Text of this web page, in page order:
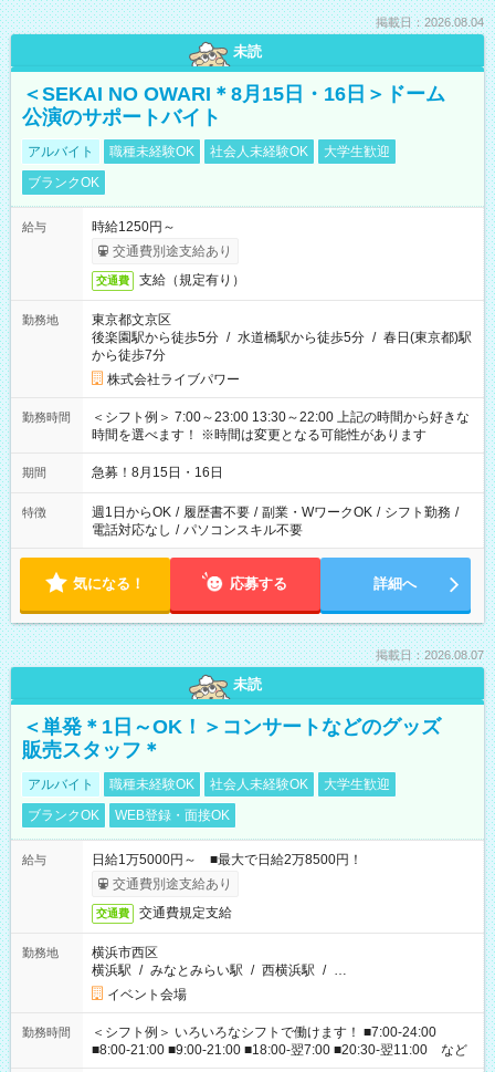
掲載日：2026.08.04
未読
＜SEKAI NO OWARI＊8月15日・16日＞ドーム
公演のサポートバイト
アルバイト 職種未経験OK 社会人未経験OK
大学生歓迎
ブランクOK
給与
時給1250円～
交通費別途支給あり
交通費 支給（規定有り）
勤務地
東京都文京区
後楽園駅から徒歩5分 / 水道橋駅から徒歩5分 / 春日(東京都)駅
から徒歩7分
株式会社ライブパワー
勤務時間
＜シフト例＞ 7:00～23:00 13:30～22:00 上記の時間から好きな
時間を選べます！ ※時間は変更となる可能性があります
期間 急募！8月15日・16日
特徴 週1日からOK / 履歴書不要 / 副業・WワークOK / シフト勤務 /
電話対応なし / パソコンスキル不要
気になる！ 応募する 詳細へ
掲載日：2026.08.07
未読
＜単発＊1日～OK！＞コンサートなどのグッズ
販売スタッフ＊
アルバイト 職種未経験OK 社会人未経験OK
大学生歓迎
ブランクOK
WEB登録・面接OK
給与
日給1万5000円～ ■最大で日給2万8500円！
交通費別途支給あり
交通費 交通費規定支給
勤務地
横浜市西区
横浜駅 / みなとみらい駅 / 西横浜駅 / …
イベント会場
勤務時間
＜シフト例＞ いろいろなシフトで働けます！ ■7:00-24:00
■8:00-21:00 ■9:00-21:00 ■18:00-翌7:00 ■20:30-翌11:00 など